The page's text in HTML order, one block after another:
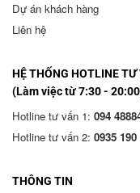
Dự án khách hàng
Liên hệ
HỆ THỐNG HOTLINE TƯ
(Làm việc từ 7:30 -
Hotline tư vấn 1: 094
Hotline tư vấn 2: 0935 190
THÔNG TIN